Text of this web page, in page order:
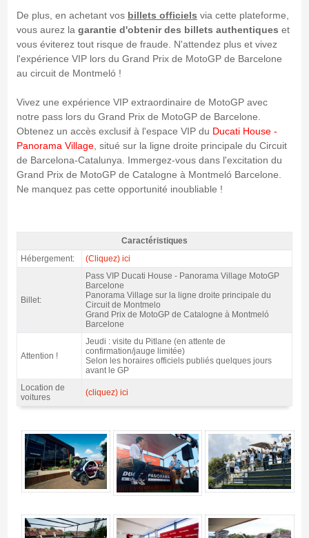
De plus, en achetant vos billets officiels via cette plateforme,
vous aurez la garantie d'obtenir des billets authentiques et
vous éviterez tout risque de fraude. N'attendez plus et vivez
l'expérience VIP lors du Grand Prix de MotoGP de Barcelone
au circuit de Montmeló !
Vivez une expérience VIP extraordinaire de MotoGP avec
notre pass lors du Grand Prix de MotoGP de Barcelone.
Obtenez un accès exclusif à l'espace VIP du Ducati House -
Panorama Village, situé sur la ligne droite principale du Circuit
de Barcelona-Catalunya. Immergez-vous dans l'excitation du
Grand Prix de MotoGP de Catalogne à Montmeló Barcelone.
Ne manquez pas cette opportunité inoubliable !
Entrée VIP MotoGP Ducati House - Panorama Village, GP Barcelone 2027 -
Caractéristiques
Hébergement:
(Cliquez) ici
Billet:
Pass VIP Ducati House - Panorama Village MotoGP
Barcelone
Panorama Village sur la ligne droite principale du
Circuit de Montmelo
Grand Prix de MotoGP de Catalogne à Montmeló
Barcelone
Attention !
Jeudi : visite du Pitlane (en attente de
confirmation/jauge limitée)
Selon les horaires officiels publiés quelques jours
avant le GP
Location de
voitures
(cliquez) ici
Gallerie 4